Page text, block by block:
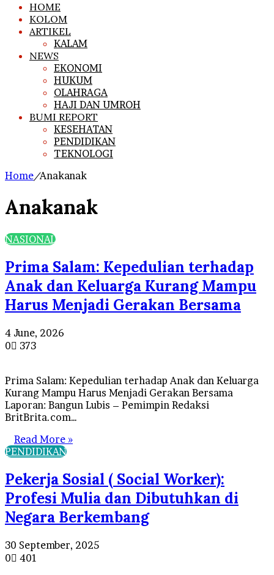
HOME
KOLOM
ARTIKEL
KALAM
NEWS
EKONOMI
HUKUM
OLAHRAGA
HAJI DAN UMROH
BUMI REPORT
KESEHATAN
PENDIDIKAN
TEKNOLOGI
Home/Anakanak
Anakanak
NASIONAL
Prima Salam: Kepedulian terhadap
Anak dan Keluarga Kurang Mampu
Harus Menjadi Gerakan Bersama
4 June, 2026
0
373
Prima Salam: Kepedulian terhadap Anak dan Keluarga
Kurang Mampu Harus Menjadi Gerakan Bersama
Laporan: Bangun Lubis – Pemimpin Redaksi
BritBrita.com…
Read More »
PENDIDIKAN
Pekerja Sosial ( Social Worker):
Profesi Mulia dan Dibutuhkan di
Negara Berkembang
30 September, 2025
0
401